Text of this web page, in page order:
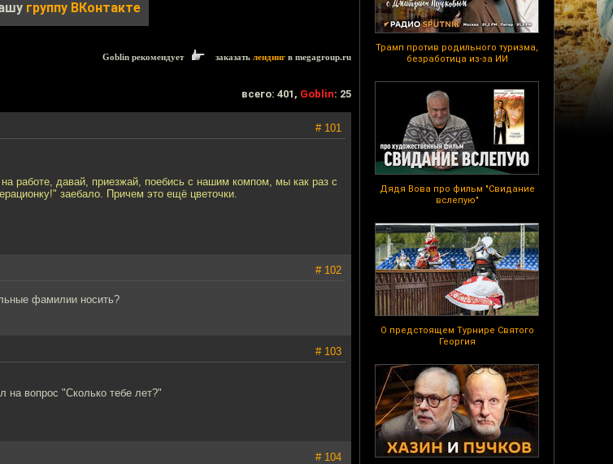
Трамп против родильного туризма,
безработица из-за ИИ
Дядя Вова про фильм "Свидание
вслепую"
О предстоящем Турнире Святого
Георгия
группу ВКонтакте
Goblin рекомендует заказать лендинг в megagroup.ru
всего: 401, Goblin: 25
# 101
работе, давай, приезжай, поебись с нашим компом, мы как раз с
заебало. Причем это ещё цветочки.
# 102
фамилии носить?
# 103
на вопрос "Сколько тебе лет?"
# 104